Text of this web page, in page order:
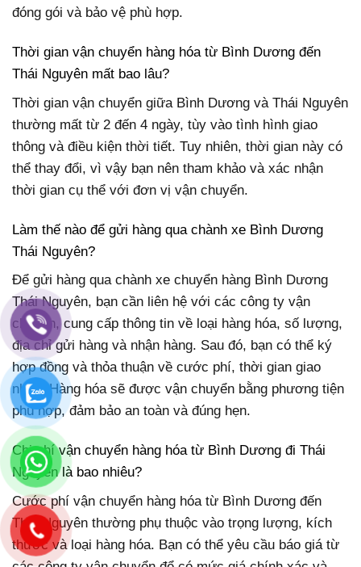
đóng gói và bảo vệ phù hợp.
Thời gian vận chuyển hàng hóa từ Bình Dương đến
Thái Nguyên mất bao lâu?
Thời gian vận chuyển giữa Bình Dương và Thái Nguyên
thường mất từ 2 đến 4 ngày, tùy vào tình hình giao
thông và điều kiện thời tiết. Tuy nhiên, thời gian này có
thể thay đổi, vì vậy bạn nên tham khảo và xác nhận
thời gian cụ thể với đơn vị vận chuyển.
Làm thế nào để gửi hàng qua chành xe Bình Dương
Thái Nguyên?
Để gửi hàng qua chành xe chuyển hàng Bình Dương
Thái Nguyên, bạn cần liên hệ với các công ty vận
chuyển, cung cấp thông tin về loại hàng hóa, số lượng,
địa chỉ gửi hàng và nhận hàng. Sau đó, bạn có thể ký
hợp đồng và thỏa thuận về cước phí, thời gian giao
nhận. Hàng hóa sẽ được vận chuyển bằng phương tiện
phù hợp, đảm bảo an toàn và đúng hẹn.
Chi phí vận chuyển hàng hóa từ Bình Dương đi Thái
Nguyên là bao nhiêu?
Cước phí vận chuyển hàng hóa từ Bình Dương đến
Thái Nguyên thường phụ thuộc vào trọng lượng, kích
thước và loại hàng hóa. Bạn có thể yêu cầu báo giá từ